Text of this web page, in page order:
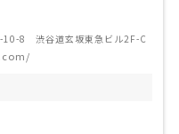
10-8 渋谷道玄坂東急ビル2F-C